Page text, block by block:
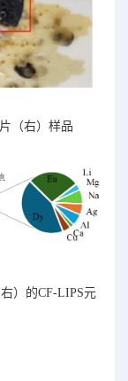
（右）样品
）的CF-LIPS元